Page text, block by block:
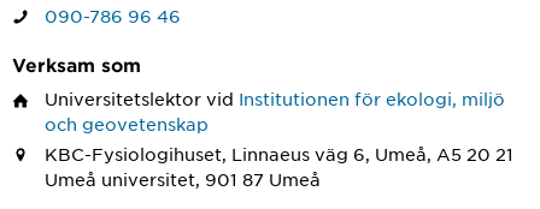
090-786 96 46
Verksam som
Universitetslektor vid Institutionen för ekologi, miljö
och geovetenskap
KBC-Fysiologihuset, Linnaeus väg 6, Umeå, A5 20 21
Umeå universitet, 901 87 Umeå